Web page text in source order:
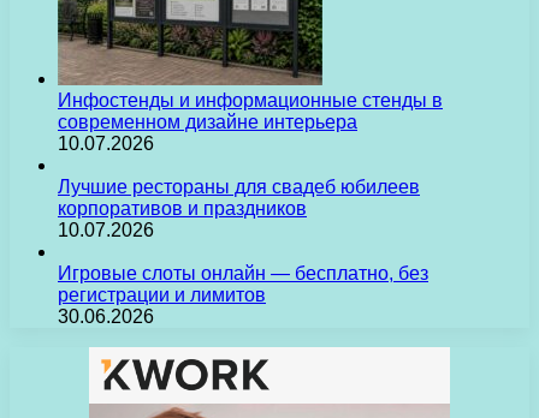
Инфостенды и информационные стенды в
современном дизайне интерьера
10.07.2026
Лучшие рестораны для свадеб юбилеев
корпоративов и праздников
10.07.2026
Игровые слоты онлайн — бесплатно, без
регистрации и лимитов
30.06.2026